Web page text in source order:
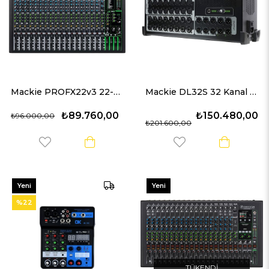
Mackie PROFX22v3 22-Kanal Profesyonel Efektli Mikser
₺89.760,00
₺96.000,00
Mackie DL32S 32 Kanal Dijital Mikser
₺150.480,00
₺201.600,00
Yeni
Ürün
%22
Yeni
Ürün